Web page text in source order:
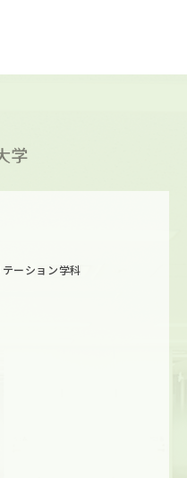
ーション学科